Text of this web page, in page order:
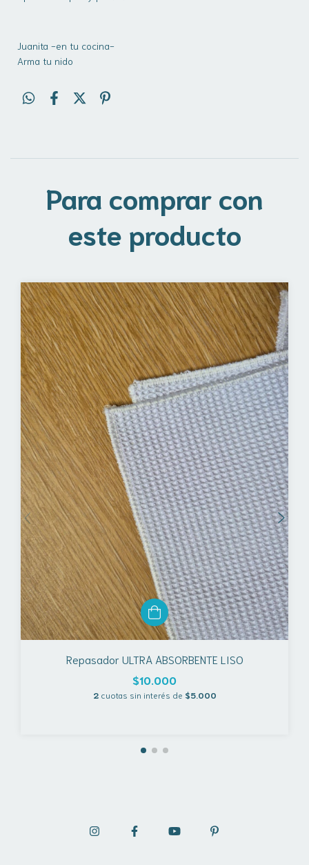
Juanita -en tu cocina-
Arma tu nido
Para comprar con
este producto
Repasador ULTRA ABSORBENTE LISO
$10.000
2 cuotas sin interés de $5.000